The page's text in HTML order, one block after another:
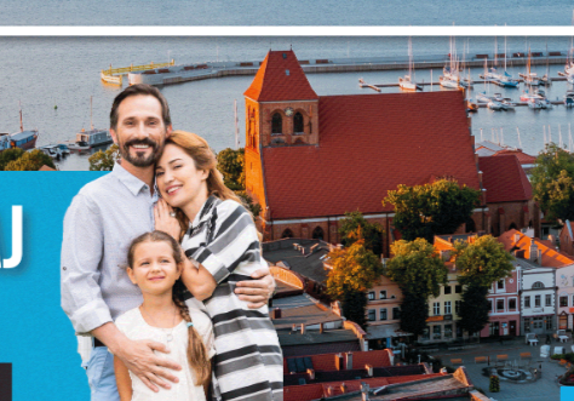
Szanujemy Twoją prywatność. Możesz zmienić ustawienia cookies lub zaakceptować je
wszystkie. W dowolnym momencie możesz dokonać zmiany swoich ustawień.
Niezbędne
Niezbędne pliki cookies służą do prawidłowego funkcjonowania strony internetowej i
umożliwiają Ci komfortowe korzystanie z oferowanych przez nas usług.
Pliki cookies odpowiadają na podejmowane przez Ciebie działania w celu m.in.
dostosowania Twoich ustawień preferencji prywatności, logowania czy wypełniania
formularzy. Dzięki plikom cookies strona, z której korzystasz, może działać bez zakłóceń.
Funkcjonalne i personalizacyjne
Tego typu pliki cookies umożliwiają stronie internetowej zapamiętanie wprowadzonych
przez Ciebie ustawień oraz personalizację określonych funkcjonalności czy
prezentowanych treści.